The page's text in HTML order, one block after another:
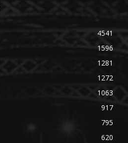
4541
1596
1281
1272
1063
917
795
620